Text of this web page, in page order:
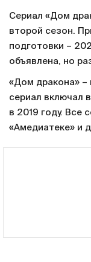
Сериал «Дом
второй сезон.
подготовки –
объявлена, но
«Дом дракона» –
сериал включал
в 2019 году. Все
«Амедиатеке» и